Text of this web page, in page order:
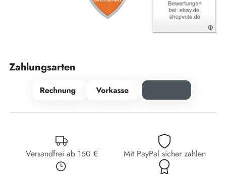
Zahlungsarten
Versandfrei ab 150 € Mit PayPal sicher zahlen